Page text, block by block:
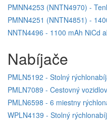
PMNN4253 (NNTN4970) -
PMNN4251 (NNTN4851) -
NNTN4496 - 1100 mAh NiCd
Nabíjače
PMLN5192 - Stolný
PMLN7089 - Cestovný
PMLN6598 - 6 miestny
WPLN4139 - Stolný